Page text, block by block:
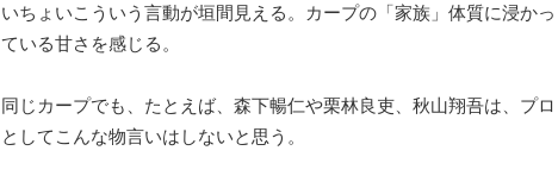
いちょいこういう言動が垣間見える。カープの「家族」体質に浸かっ
ている甘さを感じる。
同じカープでも、たとえば、森下暢仁や栗林良吏、秋山翔吾は、プロ
としてこんな物言いはしないと思う。